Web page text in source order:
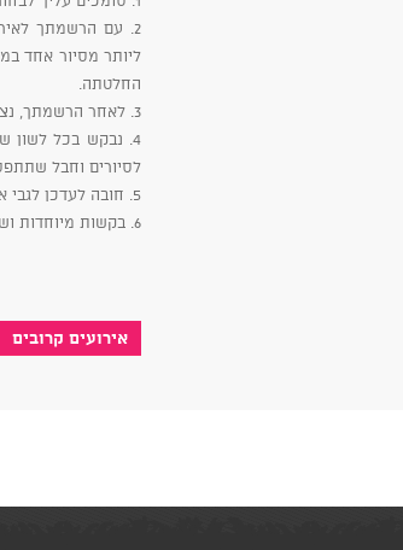
2. עם הרשמתך
ליותר מסיור אחד
החלטתה.
3. לאחר הרשמתך, נצרף אותך לקבוצת ווטסאפ ייעודית.
4. נבקש בכל
לסיורים וחבל
5. חובה לעדכן לגבי אלרגיות / רגישויות למזון מול המדריכה.
6. בקשות מיוחדות ושאלות ארגוניות - ניתן להעביר במייל:
אירועים קרובים